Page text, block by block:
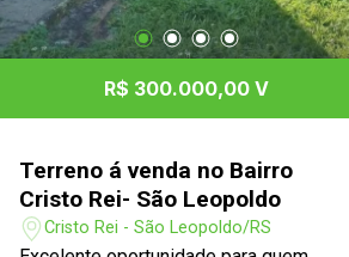
mercados, farmácias, restaurantes,
escolas, diversos comércios e à
e fácil mobilidade. Destaques do
formato americano; Ampla sala de estar
e jantar com lareira; Sacada espaçosa
com churrasqueira; Lavabo; Cozinha e
área de serviço; Excelente posição
R$ 300.000,00 V
Terreno á venda no Bairro
Cristo Rei- São Leopoldo
Cristo Rei - São Leopoldo/RS